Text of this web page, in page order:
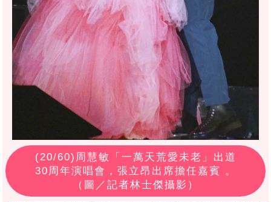
(20/60)周慧敏「一萬天荒愛未老」出道
30周年演唱會，張立昂出席擔任嘉賓 。
（圖／記者林士傑攝影）